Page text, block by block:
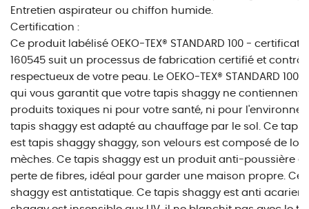
Entretien aspirateur ou chiffon humide.
Certification :
Ce produit labélisé OEKO-TEX® STANDARD 100 - certificat
160545 suit un processus de fabrication certifié et
respectueux de votre peau. Le OEKO-TEX® STANDARD 100
qui vous garantit que votre tapis shaggy ne contiennent
produits toxiques ni pour votre santé, ni pour
tapis shaggy est adapté au chauffage par le sol. Ce tapis
est tapis shaggy shaggy, son velours est composé de
mèches. Ce tapis shaggy est un produit anti-poussière
perte de fibres, idéal pour garder une maison propre. Ce
shaggy est antistatique. Ce tapis shaggy est anti acarien.